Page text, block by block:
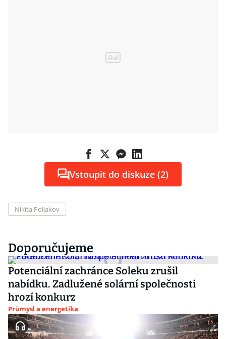
Vstoupit do diskuze (2)
Nikita Poljakov
Doporučujeme
Potenciální zachránce Soleku zrušil
nabídku. Zadlužené solární společnosti
hrozí konkurz
Průmysl a energetika